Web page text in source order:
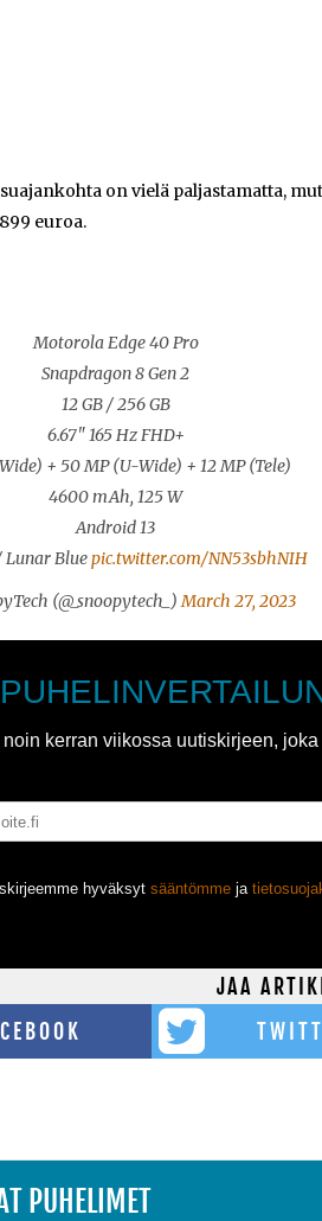
on vielä paljastamatta,
euroa.
Motorola Edge 40 Pro
Snapdragon 8 Gen 2
12 GB / 256 GB
6.67" 165 Hz FHD+
+ 50 MP (U-Wide) + 12 MP (Tele)
4600 mAh, 125 W
Android 13
Lunar Bluepic.twitter.com/NN53sbhNIH
(@_snoopytech_)March 27, 2023
noin kerran viikossa uutiskirjeen,
hyväksyt sääntömme ja
JAA
PUHELIMET